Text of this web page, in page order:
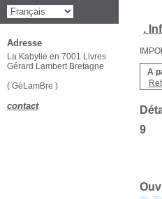
.
A
9
Adresse
La Kabylie en 7001 Livres
Gérard Lambert Bretagne
( GéLamBre )
contact